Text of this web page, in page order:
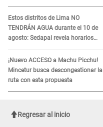
Estos distritos de Lima NO
TENDRÁN AGUA durante el 10 de
agosto: Sedapal revela horarios
oficiales
¡Nuevo ACCESO a Machu Picchu!
Mincetur busca descongestionar la
ruta con esta propuesta
Regresar al inicio